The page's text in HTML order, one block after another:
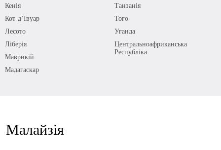
Кенія
Кот-д’Івуар
Лесото
Ліберія
Маврикій
Мадагаскар
Танзанія
Того
Уганда
Центральноафриканська
Республіка
Малайзія